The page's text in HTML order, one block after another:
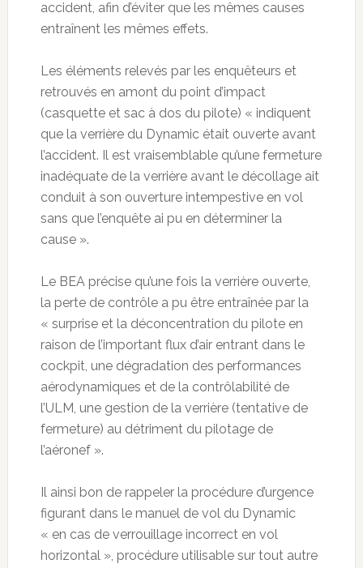
accident, afin d’éviter que les mêmes causes
entraînent les mêmes effets.
Les éléments relevés par les enquêteurs et
retrouvés en amont du point d’impact
(casquette et sac à dos du pilote) « indiquent
que la verrière du Dynamic était ouverte avant
l’accident. Il est vraisemblable qu’une fermeture
inadéquate de la verrière avant le décollage ait
conduit à son ouverture intempestive en vol
sans que l’enquête ai pu en déterminer la
cause ».
Le BEA précise qu’une fois la verrière ouverte,
la perte de contrôle a pu être entraînée par la
« surprise et la déconcentration du pilote en
raison de l’important flux d’air entrant dans le
cockpit, une dégradation des performances
aérodynamiques et de la contrôlabilité de
l’ULM, une gestion de la verrière (tentative de
fermeture) au détriment du pilotage de
l’aéronef ».
Il ainsi bon de rappeler la procédure d’urgence
figurant dans le manuel de vol du Dynamic
« en cas de verrouillage incorrect en vol
horizontal », procédure utilisable sur tout autre